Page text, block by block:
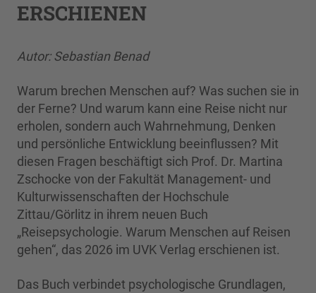
ERSCHIENEN
Autor: Sebastian Benad
Warum brechen Menschen auf? Was suchen sie in
der Ferne? Und warum kann eine Reise nicht nur
erholen, sondern auch Wahrnehmung, Denken
und persönliche Entwicklung beeinflussen? Mit
diesen Fragen beschäftigt sich Prof. Dr. Martina
Zschocke von der Fakultät Management- und
Kulturwissenschaften der Hochschule
Zittau/Görlitz in ihrem neuen Buch
„Reisepsychologie. Warum Menschen auf Reisen
gehen“, das 2026 im UVK Verlag erschienen ist.
Das Buch verbindet psychologische Grundlagen,